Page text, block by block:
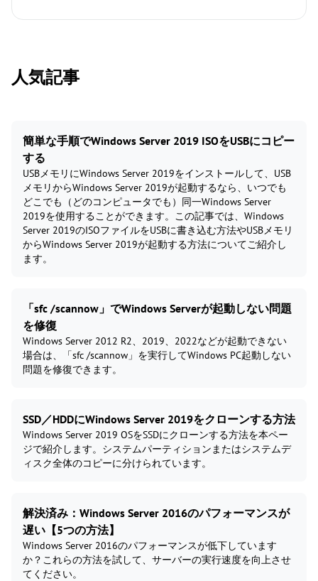
人気記事
簡単な手順でWindows Server 2019 ISOをUSBにコピー
する
USBメモリにWindows Server 2019をインストールして、USB
メモリからWindows Server 2019が起動するなら、いつでも
どこでも（どのコンピュータでも）同一Windows Server
2019を使用することができます。この記事では、Windows
Server 2019のISOファイルをUSBに書き込む方法やUSBメモリ
からWindows Server 2019が起動する方法についてご紹介し
ます。
「sfc /scannow」でWindows Serverが起動しない問題
を修復
Windows Server 2012 R2、2019、2022などが起動できない
場合は、「sfc /scannow」を実行してWindows PC起動しない
問題を修復できます。
SSD／HDDにWindows Server 2019をクローンする方法
Windows Server 2019 OSをSSDにクローンする方法を本ペー
ジで紹介します。システムパーティションまたはシステムデ
ィスク全体のコピーに分けられています。
解決済み：Windows Server 2016のパフォーマンスが
遅い【5つの方法】
Windows Server 2016のパフォーマンスが低下しています
か？これらの方法を試して、サーバーの実行速度を向上させ
てください。